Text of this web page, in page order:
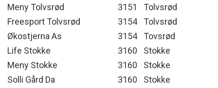
Meny Tolvsrød
3151
Tolvsrød
Freesport Tolvsrød
3154
Tolvsrød
Økostjerna As
3154
Tovsrød
Life Stokke
3160
Stokke
Meny Stokke
3160
Stokke
Solli Gård Da
3160
Stokke